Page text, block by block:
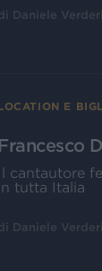
Daniele
E
Francesco
Il cantautore
tutta Italia
Daniele